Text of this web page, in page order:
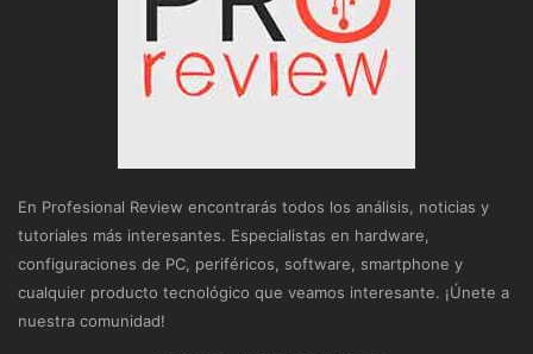
En Profesional Review encontrarás todos los análisis, noticias y
tutoriales más interesantes. Especialistas en hardware,
configuraciones de PC, periféricos, software, smartphone y
cualquier producto tecnológico que veamos interesante. ¡Únete a
nuestra comunidad!